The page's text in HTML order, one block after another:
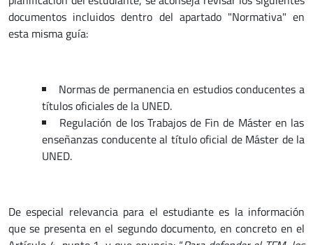
documentos incluidos dentro del apartado "Normativa" en
esta misma guía:
Normas de permanencia en estudios conducentes a
títulos oficiales de la UNED.
Regulación de los Trabajos de Fin de Máster en las
enseñanzas conducente al título oficial de Máster de la
UNED.
De especial relevancia para el estudiante es la información
que se presenta en el segundo documento, en concreto en el